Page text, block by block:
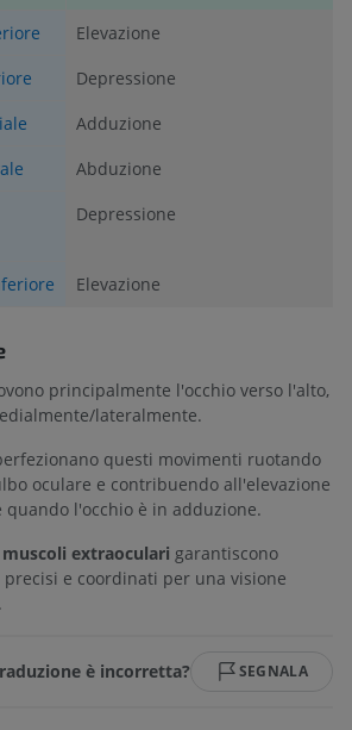
Elevazione
Depressione
Adduzione
Abduzione
Depressione
Elevazione
principalmente l'occhio verso l'alto,
lateralmente.
questi movimenti ruotando
oculare e contribuendo all'elevazione
quando l'occhio è in adduzione.
muscoli extraoculari garantiscono
e coordinati per una visione
è incorretta? SEGNALA